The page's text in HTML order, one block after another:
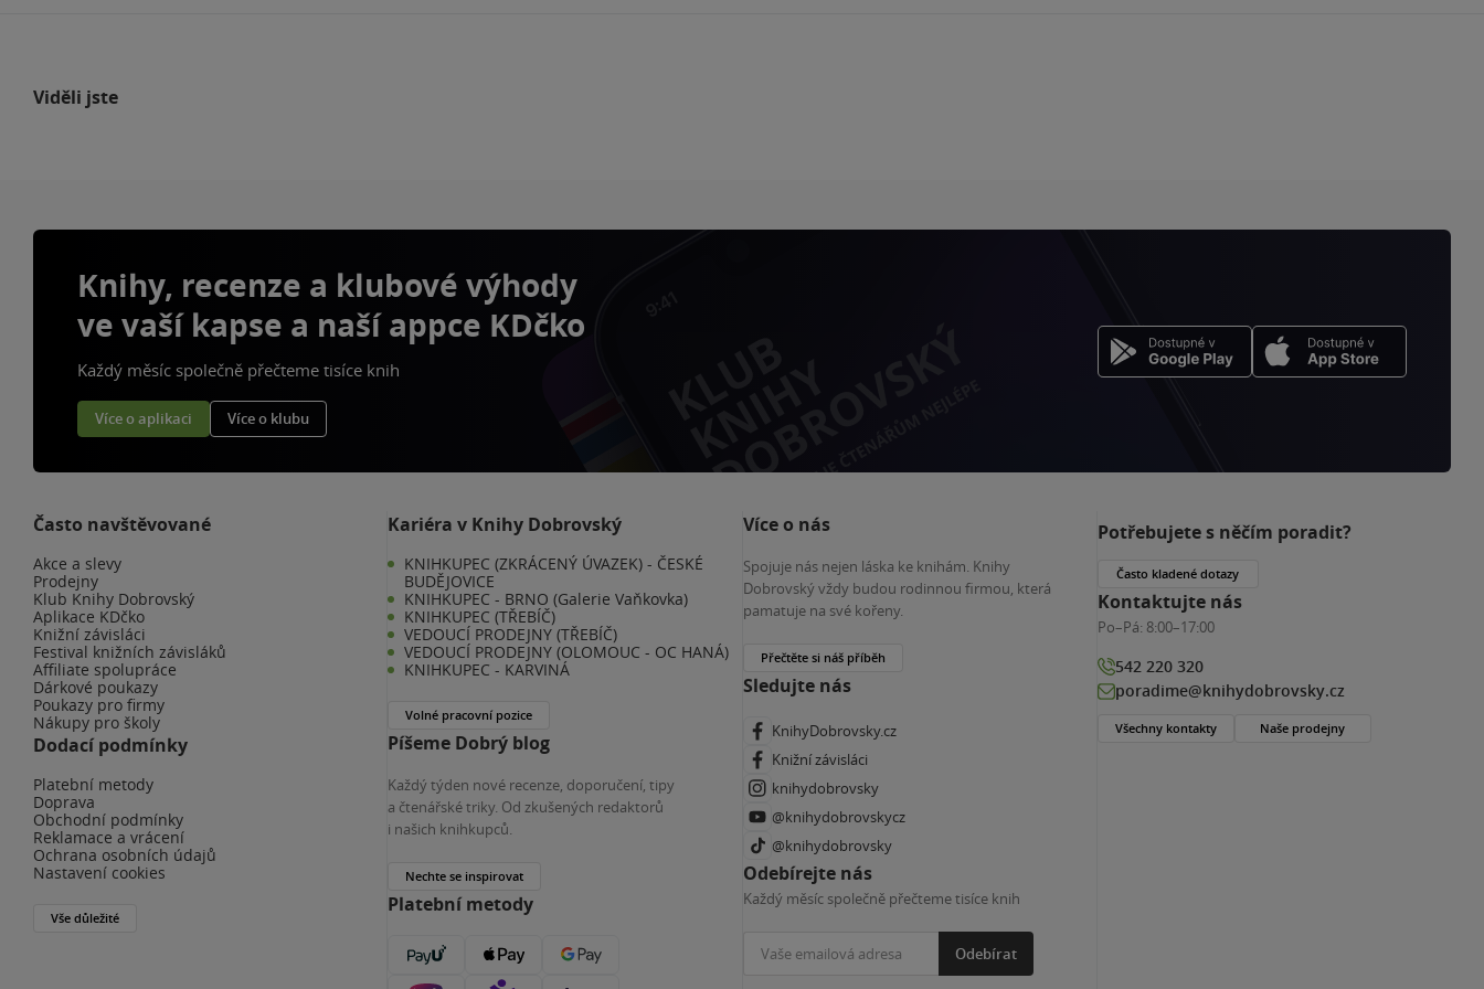
Viděli jste
Knihy, recenze a klubové výhody
ve vaší kapse a naší appce KDčko
Každý měsíc společně přečteme tisíce knih
Více o aplikaci Více o klubu
Často navštěvované
Akce a slevy
Prodejny
Klub Knihy Dobrovský
Aplikace KDčko
Knižní závisláci
Festival knižních závisláků
Affiliate spolupráce
Dárkové poukazy
Poukazy pro firmy
Nákupy pro školy
Dodací podmínky
Platební metody
Doprava
Obchodní podmínky
Reklamace a vrácení
Ochrana osobních údajů
Nastavení cookies
Vše důležité
Kariéra v Knihy Dobrovský
KNIHKUPEC (ZKRÁCENÝ ÚVAZEK) - ČESKÉ
BUDĚJOVICE
KNIHKUPEC - BRNO (Galerie Vaňkovka)
KNIHKUPEC (TŘEBÍČ)
VEDOUCÍ PRODEJNY (TŘEBÍČ)
VEDOUCÍ PRODEJNY (OLOMOUC - OC HANÁ)
KNIHKUPEC - KARVINÁ
Volné pracovní pozice
Píšeme Dobrý blog
Každý týden nové recenze, doporučení, tipy
a čtenářské triky. Od zkušených redaktorů
i našich knihkupců.
Nechte se inspirovat
Platební metody
Více o nás
Spojuje nás nejen láska ke knihám. Knihy
Dobrovský vždy budou rodinnou firmou, která
pamatuje na své kořeny.
Přečtěte si náš příběh
Sledujte nás
KnihyDobrovsky.cz
Knižní závisláci
knihydobrovsky
@knihydobrovskycz
@knihydobrovsky
Odebírejte nás
Každý měsíc společně přečteme tisíce knih
Odebírat
Potřebujete s něčím poradit?
Často kladené dotazy
Kontaktujte nás
Po–Pá: 8:00–17:00
542 220 320
poradime@knihydobrovsky.cz
Všechny kontakty Naše prodejny